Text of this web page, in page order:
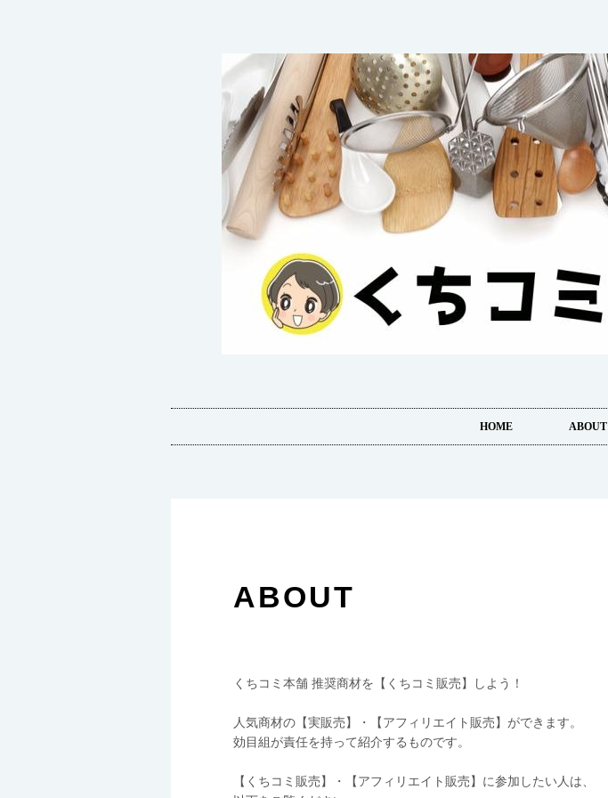
HOME ABOUT
ABOUT
くちコミ本舗 推奨商材を【くちコミ販売】しよう！
人気商材の【実販売】・【アフィリエイト販売】ができます。
効目組が責任を持って紹介するものです。
【くちコミ販売】・【アフィリエイト販売】に参加したい人は、